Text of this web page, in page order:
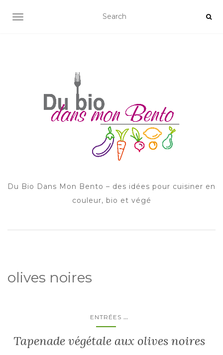
AFFICHER/MASQUER LA NAVIGATION
Du Bio Dans Mon Bento – des idées pour cuisiner en
couleur, bio et végé
olives noires
ENTRÉES ...
Tapenade végétale aux olives noires